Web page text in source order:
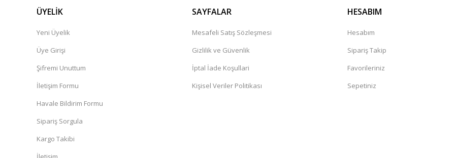
ÜYELİK
Yeni Üyelik
Üye Girişi
Şifremi Unuttum
İletişim Formu
Havale Bildirim Formu
Sipariş Sorgula
Kargo Takibi
SAYFALAR
Mesafeli Satış Sözleşmesi
Gizlilik ve Güvenlik
İptal İade Koşullari
Kişisel Veriler Politikası
HESABIM
Hesabım
Sipariş Takip
Favorileriniz
Sepetiniz